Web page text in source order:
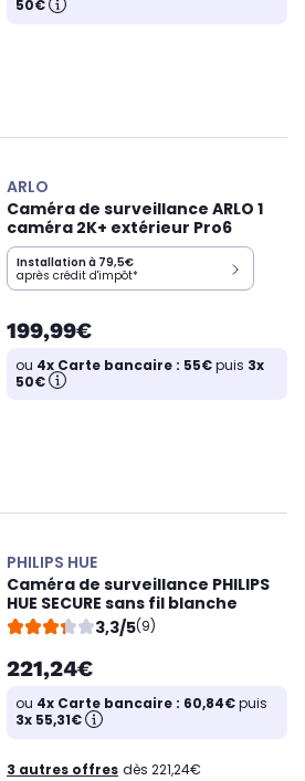
50€
ARLO
Caméra de surveillance ARLO 1
caméra 2K+ extérieur Pro6
Installation à 79,5€
après crédit d'impôt*
199,99€
ou 4x Carte bancaire : 55€puis 3x
50€
PHILIPS HUE
Caméra de surveillance PHILIPS
HUE SECURE sans fil blanche
3,3/5(9)
221,24€
ou 4x Carte bancaire : 60,84€puis
3x 55,31€
3 autres offres dès 221,24€